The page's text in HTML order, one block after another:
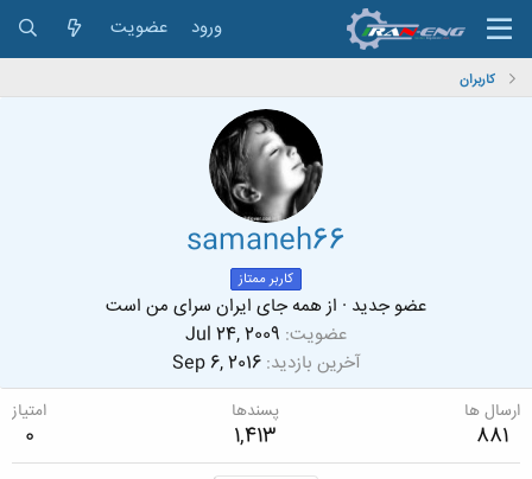
ورود عضویت
کاربران
samaneh66
کاربر ممتاز
عضو جدید · ازهمه جای ایران سرای من است
عضویت Jul 24, 2009
آخرین بازدید Sep 6, 2016
ارسال ها
881
پسندها
1,413
امتیاز
0